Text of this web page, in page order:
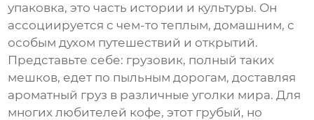
упаковка, это часть истории и культуры. Он
ассоциируется с чем-то теплым, домашним, с
особым духом путешествий и открытий.
Представьте себе: грузовик, полный таких
мешков, едет по пыльным дорогам, доставляя
ароматный груз в различные уголки мира. Для
многих любителей кофе, этот грубый, но